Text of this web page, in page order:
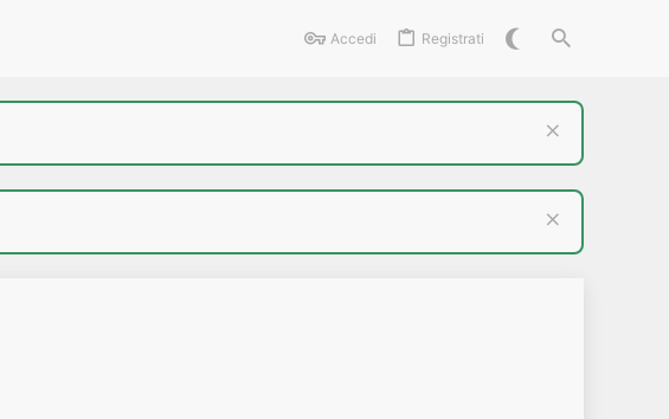
Accedi Registrati